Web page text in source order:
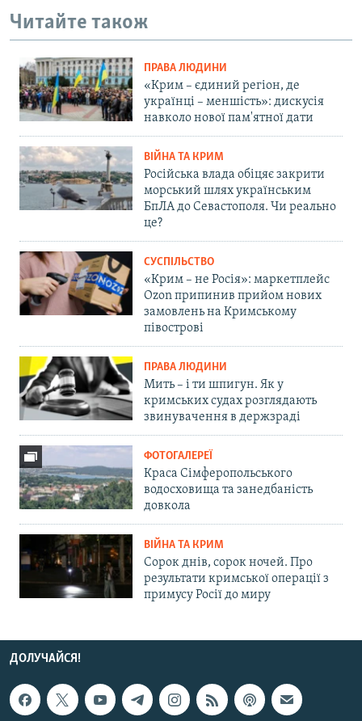
Читайте також
ПРАВА ЛЮДИНИ
«Крим – єдиний регіон, де
українці – меншість»: дискусія
навколо нової пам'ятної дати
ВІЙНА ТА КРИМ
Російська влада обіцяє закрити
морський шлях українським
БпЛА до Севастополя. Чи реально
це?
СУСПІЛЬСТВО
«Крим – не Росія»: маркетплейс
Ozon припинив прийом нових
замовлень на Кримському
півострові
ПРАВА ЛЮДИНИ
Мить – і ти шпигун. Як у
кримських судах розглядають
звинувачення в держзраді
ФОТОГАЛЕРЕЇ
Краса Сімферопольського
водосховища та занедбаність
довкола
ВІЙНА ТА КРИМ
Сорок днів, сорок ночей. Про
результати кримської операції з
примусу Росії до миру
ДОЛУЧАЙСЯ!